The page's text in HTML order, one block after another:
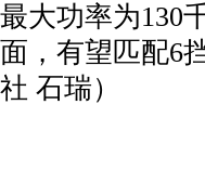
最大功率为130
面，有望匹配6
社 石瑞）